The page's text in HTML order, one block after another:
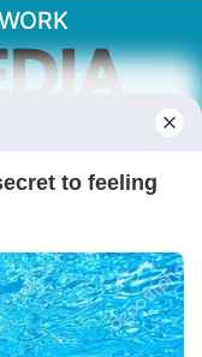
berita aktual dan
berbaik sangka